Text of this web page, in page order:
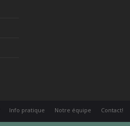
Info pratique Notre équipe Contact!